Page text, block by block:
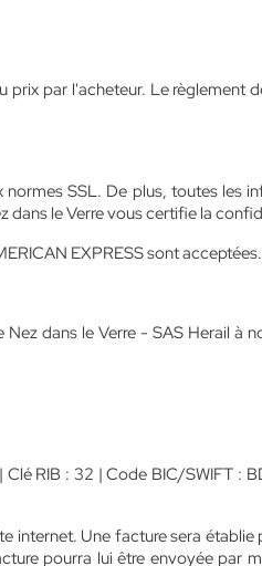
par l'acheteur. Le règlement
SSL. De plus, toutes les
dans le Verre vous certifie la
EXPRESS sont acceptées.
dans le Verre - SAS Herail à
RIB : 32 | Code BIC/SWIFT :
Une facture sera établie
pourra lui être envoyée par